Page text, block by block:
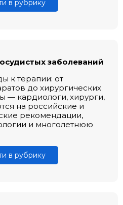
в рубрику
заболеваний
к терапии: от
до хирургических
— кардиологи, хирурги,
на российские и
рекомендации,
и многолетнюю
в рубрику